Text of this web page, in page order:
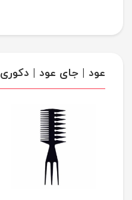
عود | جای عود | دکوری